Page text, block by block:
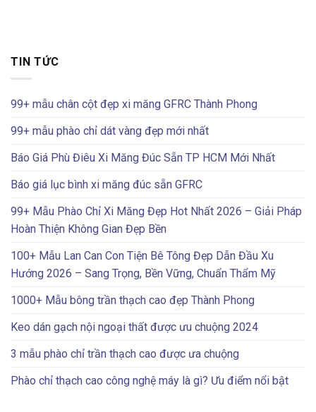
TIN TỨC
99+ mẫu chân cột đẹp xi măng GFRC Thành Phong
99+ mẫu phào chỉ dát vàng đẹp mới nhất
Báo Giá Phù Điêu Xi Măng Đúc Sẵn TP HCM Mới Nhất
Báo giá lục bình xi măng đúc sẵn GFRC
99+ Mẫu Phào Chỉ Xi Măng Đẹp Hot Nhất 2026 – Giải Pháp
Hoàn Thiện Không Gian Đẹp Bền
100+ Mẫu Lan Can Con Tiện Bê Tông Đẹp Dẫn Đầu Xu
Hướng 2026 – Sang Trọng, Bền Vững, Chuẩn Thẩm Mỹ
1000+ Mẫu bông trần thạch cao đẹp Thành Phong
Keo dán gạch nội ngoại thất được ưu chuộng 2024
3 mẫu phào chỉ trần thạch cao được ưa chuộng
Phào chỉ thạch cao công nghệ máy là gì? Ưu điểm nổi bật